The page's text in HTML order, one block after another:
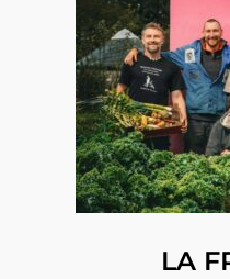
LA